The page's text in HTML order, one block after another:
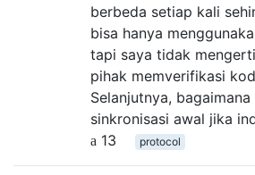
berbeda setiap kali
bisa hanya
tapi saya tidak
pihak memverifikasi
Selanjutnya,
sinkronisasi awal jika
13
protocol